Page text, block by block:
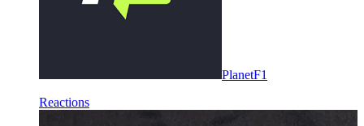
PlanetF1
Reactions